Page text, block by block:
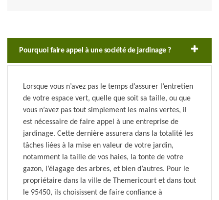
Pourquoi faire appel à une société de jardinage ?
Lorsque vous n’avez pas le temps d’assurer l’entretien
de votre espace vert, quelle que soit sa taille, ou que
vous n’avez pas tout simplement les mains vertes, il
est nécessaire de faire appel à une entreprise de
jardinage. Cette dernière assurera dans la totalité les
tâches liées à la mise en valeur de votre jardin,
notamment la taille de vos haies, la tonte de votre
gazon, l’élagage des arbres, et bien d’autres. Pour le
propriétaire dans la ville de Themericourt et dans tout
le 95450, ils choisissent de faire confiance à